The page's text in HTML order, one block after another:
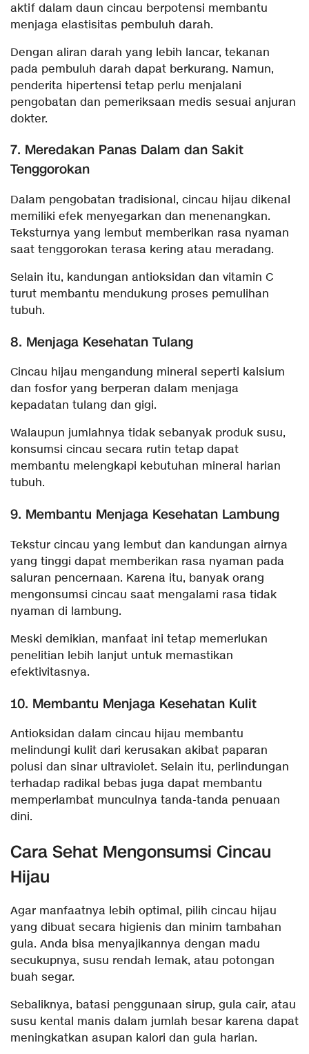
aktif dalam daun cincau berpotensi membantu
menjaga elastisitas pembuluh darah.
Dengan aliran darah yang lebih lancar, tekanan
pada pembuluh darah dapat berkurang. Namun,
penderita hipertensi tetap perlu menjalani
pengobatan dan pemeriksaan medis sesuai anjuran
dokter.
7. Meredakan Panas Dalam dan Sakit
Tenggorokan
Dalam pengobatan tradisional, cincau hijau dikenal
memiliki efek menyegarkan dan menenangkan.
Teksturnya yang lembut memberikan rasa nyaman
saat tenggorokan terasa kering atau meradang.
Selain itu, kandungan antioksidan dan vitamin C
turut membantu mendukung proses pemulihan
tubuh.
8. Menjaga Kesehatan Tulang
Cincau hijau mengandung mineral seperti kalsium
dan fosfor yang berperan dalam menjaga
kepadatan tulang dan gigi.
Walaupun jumlahnya tidak sebanyak produk susu,
konsumsi cincau secara rutin tetap dapat
membantu melengkapi kebutuhan mineral harian
tubuh.
9. Membantu Menjaga Kesehatan Lambung
Tekstur cincau yang lembut dan kandungan airnya
yang tinggi dapat memberikan rasa nyaman pada
saluran pencernaan. Karena itu, banyak orang
mengonsumsi cincau saat mengalami rasa tidak
nyaman di lambung.
Meski demikian, manfaat ini tetap memerlukan
penelitian lebih lanjut untuk memastikan
efektivitasnya.
10. Membantu Menjaga Kesehatan Kulit
Antioksidan dalam cincau hijau membantu
melindungi kulit dari kerusakan akibat paparan
polusi dan sinar ultraviolet. Selain itu, perlindungan
terhadap radikal bebas juga dapat membantu
memperlambat munculnya tanda-tanda penuaan
dini.
Cara Sehat Mengonsumsi Cincau
Hijau
Agar manfaatnya lebih optimal, pilih cincau hijau
yang dibuat secara higienis dan minim tambahan
gula. Anda bisa menyajikannya dengan madu
secukupnya, susu rendah lemak, atau potongan
buah segar.
Sebaliknya, batasi penggunaan sirup, gula cair, atau
susu kental manis dalam jumlah besar karena dapat
meningkatkan asupan kalori dan gula harian.